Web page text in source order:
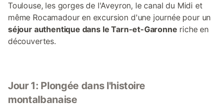
Toulouse, les gorges de l'Aveyron, le canal du Midi et
même Rocamadour en excursion d'une journée pour un
séjour authentique dans le Tarn-et-Garonne riche en
découvertes.
Jour 1: Plongée dans l'histoire
montalbanaise